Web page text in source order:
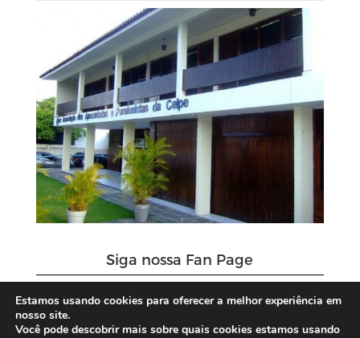
Siga nossa Fan Page
Estamos usando cookies para oferecer a melhor experiência em
nosso site.
Você pode descobrir mais sobre quais cookies estamos usando